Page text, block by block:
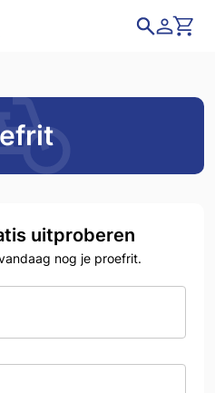
uitproberen
nog je proefrit.